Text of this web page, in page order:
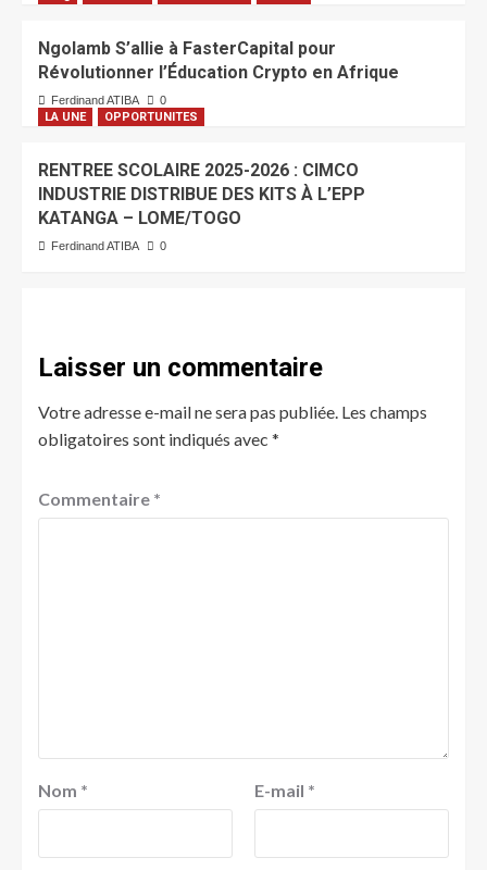
Ngolamb S’allie à FasterCapital pour
Révolutionner l’Éducation Crypto en Afrique
Ferdinand ATIBA 0
LA UNE OPPORTUNITES
RENTREE SCOLAIRE 2025-2026 : CIMCO
INDUSTRIE DISTRIBUE DES KITS À L’EPP
KATANGA – LOME/TOGO
Ferdinand ATIBA 0
Laisser un commentaire
Votre adresse e-mail ne sera pas publiée. Les champs
obligatoires sont indiqués avec *
Commentaire *
Nom * E-mail *